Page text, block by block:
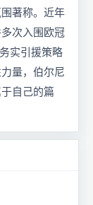
著称。近年
次入围欧冠
实引援策略
量，伯尔尼
自己的篇